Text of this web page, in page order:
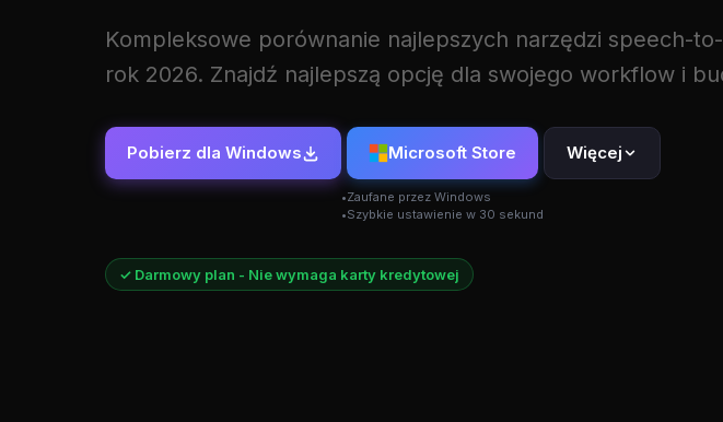
Kompleksowe porównanie najlepszych narzędzi speech-
rok 2026. Znajdź najlepszą opcję dla swojego workflow i
Pobierz dla Windows Microsoft Store
Zaufane przez Windows
Szybkie ustawienie w 30 sekund
Więcej
✓ Darmowy plan - Nie wymaga karty kredytowej